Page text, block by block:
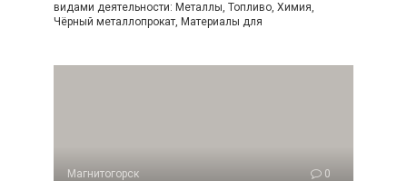
видами деятельности: Металлы, Топливо, Химия,
Чёрный металлопрокат, Материалы для
Магнитогорск 0